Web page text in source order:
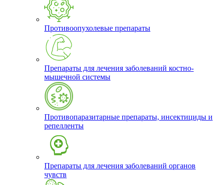
Противоопухолевые препараты
Препараты для лечения заболеваний костно-
мышечной системы
Противопаразитарные препараты, инсектициды и
репелленты
Препараты для лечения заболеваний органов
чувств